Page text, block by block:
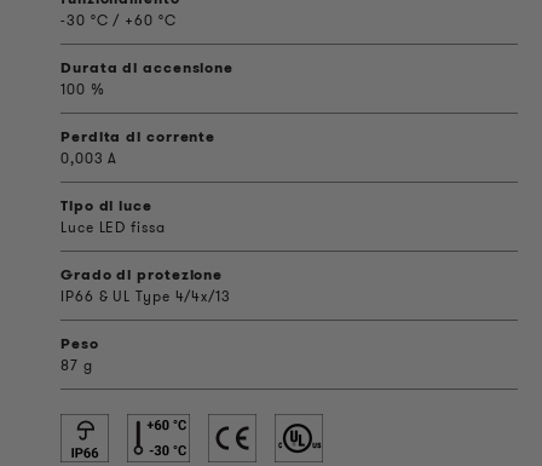
-30 °C / +60 °C
Durata di accensione
100 %
Perdita di corrente
0,003 A
Tipo di luce
Luce LED fissa
Grado di protezione
IP66 & UL Type 4/4x/13
Peso
87 g